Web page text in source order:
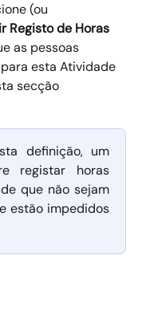
(ou
Registo de Horas
as pessoas
esta Atividade
secção
definição, um
registar horas
que não sejam
estão impedidos